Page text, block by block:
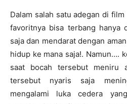
Dalam salah satu adegan di
favoritnya bisa terbang hanya
saja dan mendarat dengan
hidup ke mana saja!. Namun….
saat bocah tersebut meniru
tersebut nyaris saja
mengalami luka cedera